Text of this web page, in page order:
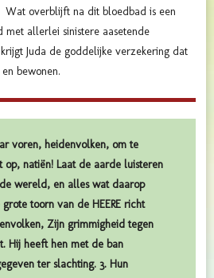
Wat overblijft na dit bloedbad is een
met allerlei sinistere aasetende
Juda de goddelijke verzekering dat
bewonen.
voren, heidenvolken, om te
op, natiën! Laat de aarde luisteren
wereld, en alles wat daarop
toorn van de HEERE richt
Zijn grimmigheid tegen
Hij heeft hen met de ban
ter slachting. 3. Hun